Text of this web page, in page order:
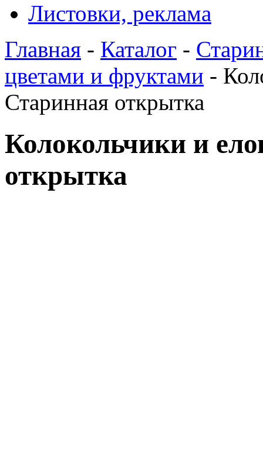
Листовки, реклама
Главная - Каталог -
цветами и фруктами -
Старинная открытка
Колокольчики и
открытка